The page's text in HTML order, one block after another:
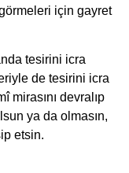
için gayret
tesirini icra
de tesirini icra
mirasını devralıp
ya da olmasın,
etsin.